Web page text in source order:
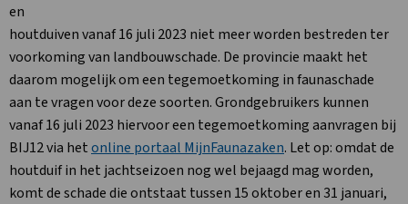
en
houtduiven vanaf 16 juli 2023 niet meer worden bestreden ter
voorkoming van landbouwschade. De provincie maakt het
daarom mogelijk om een tegemoetkoming in faunaschade
aan te vragen voor deze soorten. Grondgebruikers kunnen
vanaf 16 juli 2023 hiervoor een tegemoetkoming aanvragen bij
BIJ12 via hetonline portaal MijnFaunazaken. Let op: omdat de
houtduif in het jachtseizoen nog wel bejaagd mag worden,
komt de schade die ontstaat tussen 15 oktober en 31 januari,